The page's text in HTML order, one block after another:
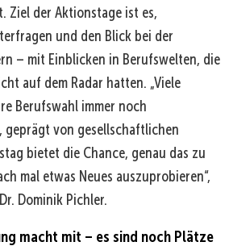
Ziel der Aktionstage ist es,
und den Blick bei der
– mit Einblicken in Berufswelten, die
auf dem Radar hatten. „Viele
Berufswahl immer noch
geprägt von gesellschaftlichen
bietet die Chance, genau das zu
mal etwas Neues auszuprobieren“,
Dominik Pichler.
macht mit – es sind noch Plätze